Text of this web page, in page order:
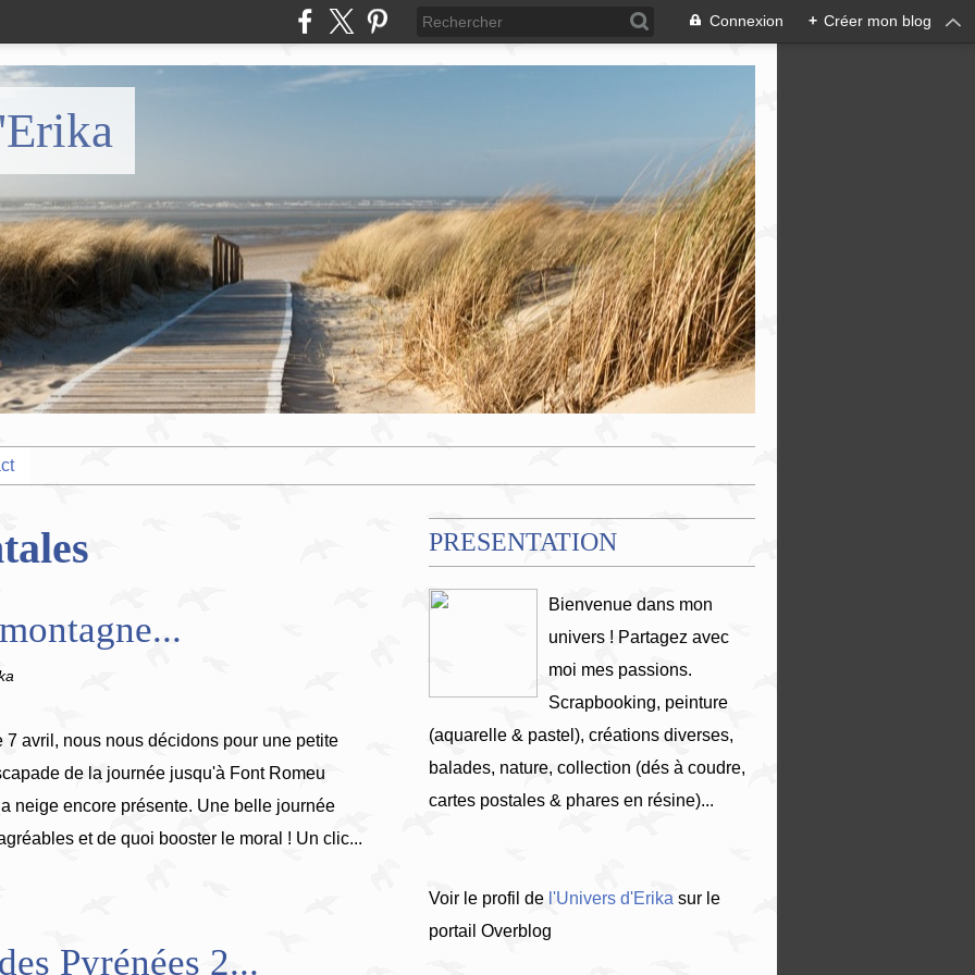
Connexion + Créer mon blog
7 avril, nous nous décidons pour une petite
de la journée jusqu'à Font Romeu
neige encore présente. Une belle journée
et de quoi booster le moral ! Un clic...
Pyrénées 2...
PRESENTATION
Bienvenue dans mon
univers ! Partagez avec
moi mes passions.
Scrapbooking, peinture
(aquarelle & pastel), créations diverses,
balades, nature, collection (dés à coudre,
cartes postales & phares en résine)...
Voir le profil de l'Univers d'Erika sur le
portail Overblog